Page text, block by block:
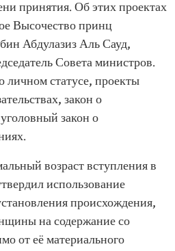
принятия. Об этих проектах
Высочество принц
Абдулазиз Аль Сауд,
Совета министров.
личном статусе, проекты
закон о
закон о
возраст вступления в
использование
происхождения,
на содержание со
от её материального